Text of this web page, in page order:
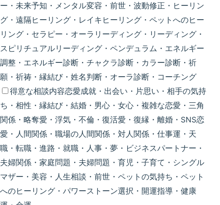
ー・未来予知・メンタル変容・前世・波動修正・ヒーリン
グ・遠隔ヒーリング・レイキヒーリング・ペットへのヒー
リング・セラピー・オーラリーディング・リーディング・
スピリチュアルリーディング・ペンデュラム・エネルギー
調整・エネルギー診断・チャクラ診断・カラー診断・祈
願・祈祷・縁結び・姓名判断・オーラ診断・コーチング
得意な相談内容恋愛成就・出会い・片思い・相手の気持
ち・相性・縁結び・結婚・男心・女心・複雑な恋愛・三角
関係・略奪愛・浮気・不倫・復活愛・復縁・離婚・SNS恋
愛・人間関係・職場の人間関係・対人関係・仕事運・天
職・転職・進路・就職・人事・夢・ビジネスパートナー・
夫婦関係・家庭問題・夫婦問題・育児・子育て・シングル
マザー・美容・人生相談・前世・ペットの気持ち・ペット
へのヒーリング・パワーストーン選択・開運指導・健康